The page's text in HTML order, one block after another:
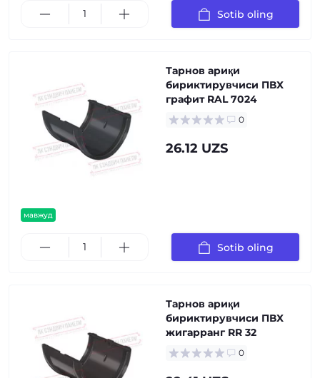
Sotib oling
мавжуд
Тарнов ариқи
бириктирувчиси ПВХ
графит RAL 7024
0
26.12 UZS
Sotib oling
Тарнов ариқи
бириктирувчиси ПВХ
жигарранг RR 32
0